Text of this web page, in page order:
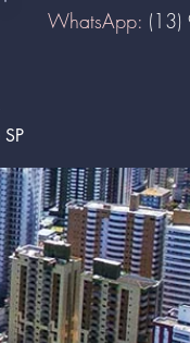
WhatsApp: (13)